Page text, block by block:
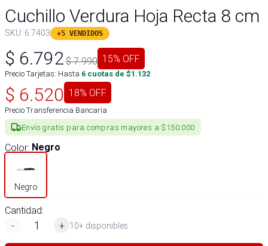
Cuchillo Verdura Hoja Recta 8 cm
SKU: 6.7403 +5 VENDIDOS
$ 6.792 $7.990 15% OFF
Precio Tarjetas: Hasta 6 cuotas de $1.132
$ 6.520 18% OFF
Precio Transferencia Bancaria
Envío gratis para compras mayores a $150.000
Color: Negro
Negro
Cantidad:
-
+ 10+ disponibles